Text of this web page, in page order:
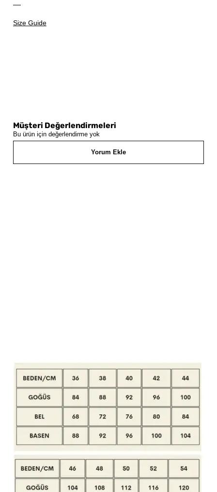
Size Guide
Müşteri Değerlendirmeleri
Bu ürün için değerlendirme yok
Yorum Ekle